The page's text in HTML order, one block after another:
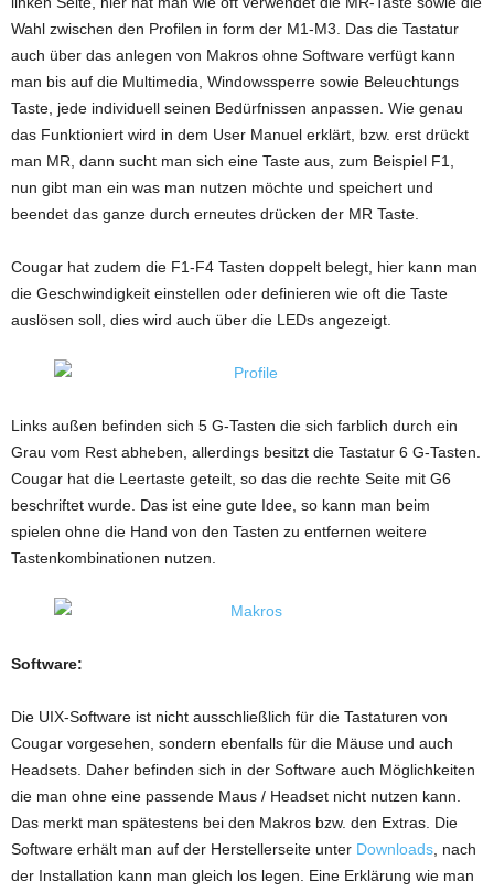
Wahl zwischen den Profilen in form der M1-M3. Das die Tastatur
auch über das anlegen von Makros ohne Software verfügt kann
man bis auf die Multimedia, Windowssperre sowie Beleuchtungs
Taste, jede individuell seinen Bedürfnissen anpassen. Wie genau
das Funktioniert wird in dem User Manuel erklärt, bzw. erst drückt
man MR, dann sucht man sich eine Taste aus, zum Beispiel F1,
nun gibt man ein was man nutzen möchte und speichert und
beendet das ganze durch erneutes drücken der MR Taste.
Cougar hat zudem die F1-F4 Tasten doppelt belegt, hier kann man
die Geschwindigkeit einstellen oder definieren wie oft die Taste
auslösen soll, dies wird auch über die LEDs angezeigt.
Links außen befinden sich 5 G-Tasten die sich farblich durch ein
Grau vom Rest abheben, allerdings besitzt die Tastatur 6 G-Tasten.
Cougar hat die Leertaste geteilt, so das die rechte Seite mit G6
beschriftet wurde. Das ist eine gute Idee, so kann man beim
spielen ohne die Hand von den Tasten zu entfernen weitere
Tastenkombinationen nutzen.
Software:
Die UIX-Software ist nicht ausschließlich für die Tastaturen von
Cougar vorgesehen, sondern ebenfalls für die Mäuse und auch
Headsets. Daher befinden sich in der Software auch Möglichkeiten
die man ohne eine passende Maus / Headset nicht nutzen kann.
Das merkt man spätestens bei den Makros bzw. den Extras. Die
Software erhält man auf der Herstellerseite unter Downloads , nach
der Installation kann man gleich los legen. Eine Erklärung wie man